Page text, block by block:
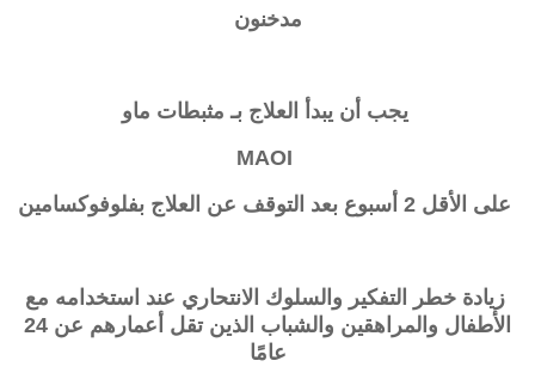
مدخنون
يجب أن يبدأ العلاج بـ مثبطات ماو
على الأقل 2 أسبوع بعد التوقف عن العلاج بفلوفوكسامين
زيادة خطر التفكير والسلوك الانتحاري عند استخدامه مع
الأطفال والمراهقين والشباب الذين تقل أعمارهم عن 24
عامًا